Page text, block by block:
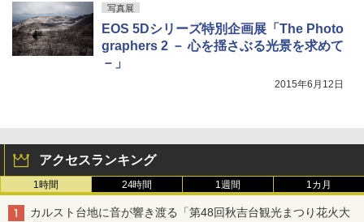
写真展
EOS 5Dシリーズ特別企画展「The Photo
graphers 2 － 心を揺さぶる光景を求めて
－」
2015年6月12日
アクセスランキング
1時間 24時間 1週間 1カ月
カルスト台地に音が響き渡る「第48回秋吉台観光まつり花火大